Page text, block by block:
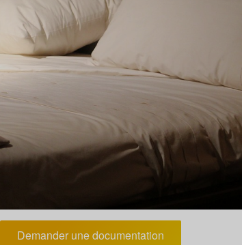
Demander une documentation